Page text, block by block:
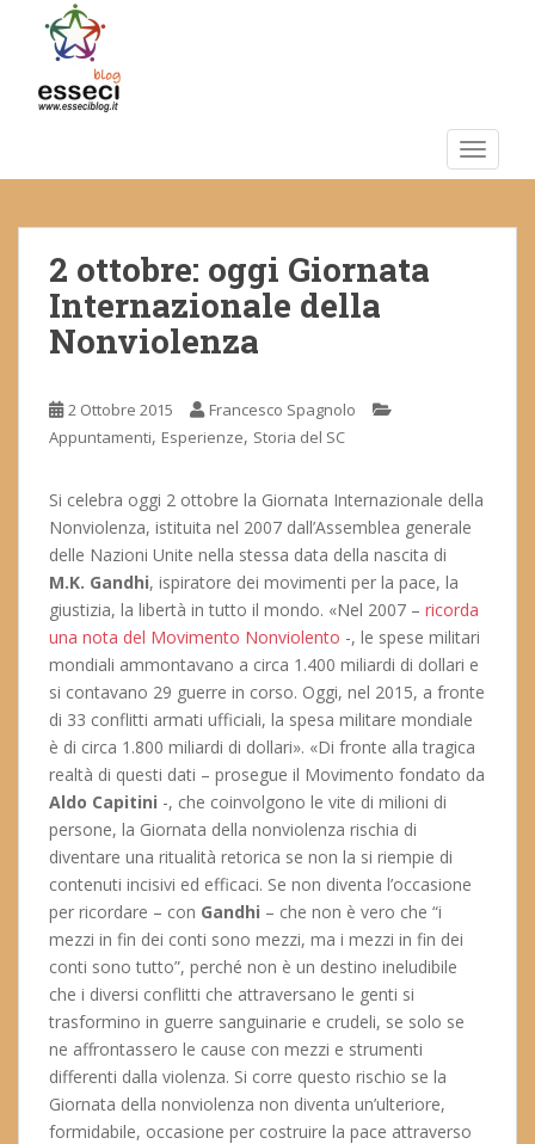
m
2 ottobre: oggi Giornata
Internazionale della
Nonviolenza
2 Ottobre 2015
Francesco Spagnolo
Appuntamenti, Esperienze, Storia del SC
Si celebra oggi 2 ottobre la Giornata Internazionale della
Nonviolenza, istituita nel 2007 dall’Assemblea generale
delle Nazioni Unite nella stessa data della nascita di
M.K. Gandhi, ispiratore dei movimenti per la pace, la
giustizia, la libertà in tutto il mondo. «Nel 2007 – ricorda
una nota del Movimento Nonviolento -, le spese militari
mondiali ammontavano a circa 1.400 miliardi di dollari e
si contavano 29 guerre in corso. Oggi, nel 2015, a fronte
di 33 conflitti armati ufficiali, la spesa militare mondiale
è di circa 1.800 miliardi di dollari». «Di fronte alla tragica
realtà di questi dati – prosegue il Movimento fondato da
Aldo Capitini -, che coinvolgono le vite di milioni di
persone, la Giornata della nonviolenza rischia di
diventare una ritualità retorica se non la si riempie di
contenuti incisivi ed efficaci. Se non diventa l’occasione
per ricordare – con Gandhi – che non è vero che “i
mezzi in fin dei conti sono mezzi, ma i mezzi in fin dei
conti sono tutto”, perché non è un destino ineludibile
che i diversi conflitti che attraversano le genti si
trasformino in guerre sanguinarie e crudeli, se solo se
ne affrontassero le cause con mezzi e strumenti
differenti dalla violenza. Si corre questo rischio se la
Giornata della nonviolenza non diventa un’ulteriore,
formidabile, occasione per costruire la pace attraverso